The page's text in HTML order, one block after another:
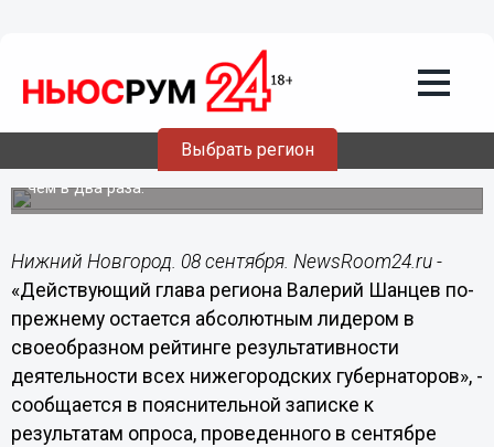
Выбрать регион
нижегородским губернатором за всю
новейшую историю назвали Шанцева
более 90% нижегородцев, - Прудник
По данным социологов, показатель результативности
Бориса Немцова за два последних месяца вырос более
чем в два раза.
Нижний Новгород. 08 сентября. NewsRoom24.ru -
«Действующий глава региона Валерий Шанцев по-
прежнему остается абсолютным лидером в
своеобразном рейтинге результативности
деятельности всех нижегородских губернаторов», -
сообщается в пояснительной записке к
результатам опроса, проведенного в сентябре